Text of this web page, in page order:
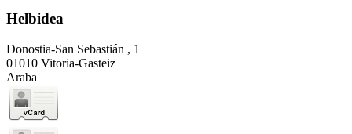
Helbidea
Donostia-San Sebastián , 1
01010 Vitoria-Gasteiz
Araba